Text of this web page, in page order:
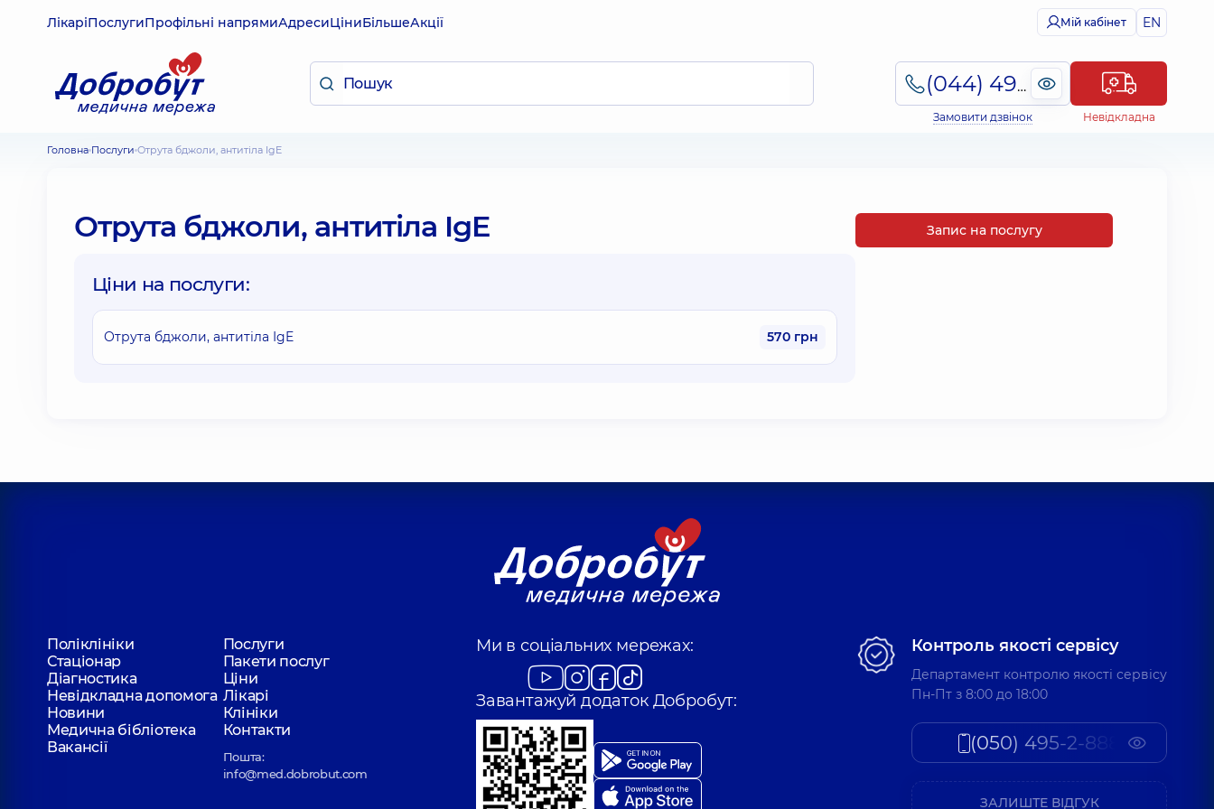
ЛікаріПослугиПрофільні напрямиАдресиЦіниБільшеАкції Мій кабінет EN
(044) 495-2-888
Замовити дзвінок Невідкладна
Головна Послуги Отрута бджоли, антитіла IgE
Отрута бджоли, антитіла IgE
Ціни на послуги:
Отрута бджоли, антитіла IgE 570 грн
Запис на послугу
Поліклініки
Послуги
Стаціонар
Пакети послуг
Діагностика
Ціни
Невідкладна допомога Лікарі
Новини
Клініки
Медична бібліотека
Контакти
Вакансії
Пошта:
info@med.dobrobut.com
Ми в соціальних мережах:
Завантажуй додаток Добробут:
Контроль якості сервісу
Департамент контролю якості сервісу
Пн-Пт з 8:00 до 18:00
(050) 495-2-888
ЗАЛИШТЕ ВІДГУК